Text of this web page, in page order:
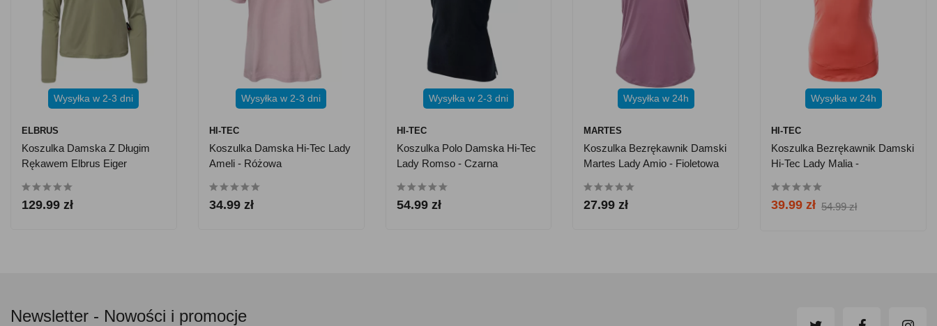
Wysyłka w 2-3 dni
ELBRUS
Koszulka Damska Z Długim
Rękawem Elbrus Eiger
129.99 zł
Wysyłka w 2-3 dni
HI-TEC
Koszulka Damska Hi-Tec Lady
Ameli - Różowa
34.99 zł
Wysyłka w 2-3 dni
HI-TEC
Koszulka Polo Damska Hi-Tec
Lady Romso - Czarna
54.99 zł
Wysyłka w 24h
MARTES
Koszulka Bezrękawnik Damski
Martes Lady Amio - Fioletowa
27.99 zł
Wysyłka w 24h
HI-TEC
Koszulka Bezrękawnik Damski
Hi-Tec Lady Malia -
39.99 zł 54.99 zł
Newsletter - Nowości i promocje